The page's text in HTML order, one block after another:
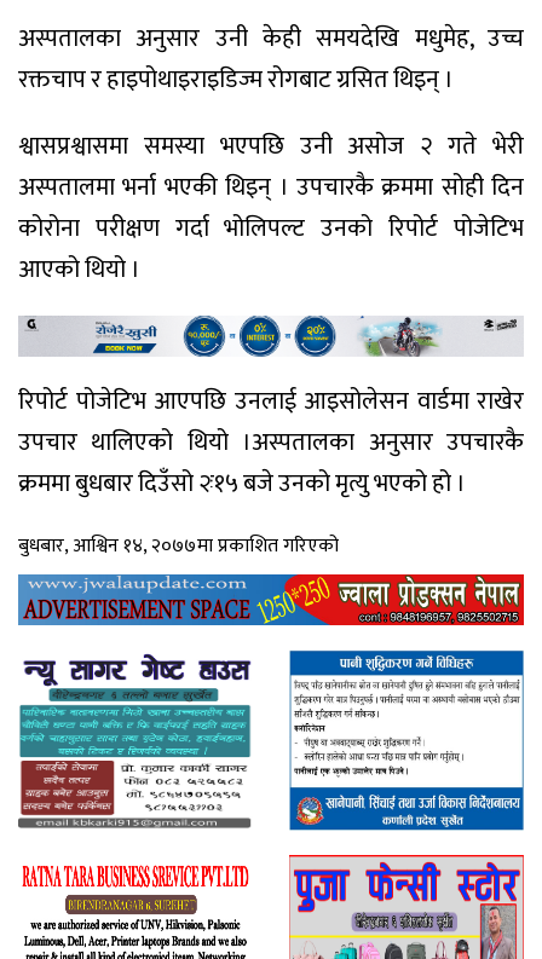
अस्पतालका अनुसार उनी केही समयदेखि मधुमेह, उच्च
रक्तचाप र हाइपोथाइराइडिज्म रोगबाट ग्रसित थिइन् ।
श्वासप्रश्वासमा समस्या भएपछि उनी असोज २ गते भेरी
अस्पतालमा भर्ना भएकी थिइन् । उपचारकै क्रममा सोही दिन
कोरोना परीक्षण गर्दा भोलिपल्ट उनको रिपोर्ट पोजेटिभ
आएको थियो ।
रिपोर्ट पोजेटिभ आएपछि उनलाई आइसोलेसन वार्डमा राखेर
उपचार थालिएको थियो ।अस्पतालका अनुसार उपचारकै
क्रममा बुधबार दिउँसो २ः१५ बजे उनको मृत्यु भएको हो ।
बुधबार, आश्विन १४, २०७७मा प्रकाशित गरिएको